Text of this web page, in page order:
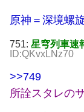
原神＝深境螺
751: 星穹列車速
ID:QKvxLNz70
>>749
所詮スタレの